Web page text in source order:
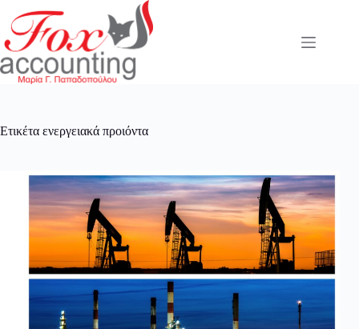
στο
περιεχόμενο
Ετικέτα ενεργειακά προιόντα